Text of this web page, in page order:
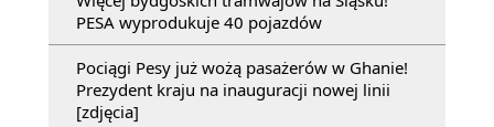
PESA wyprodukuje 40 pojazdów
Pociągi Pesy już wożą pasażerów w Ghanie!
Prezydent kraju na inauguracji nowej linii
[zdjęcia]